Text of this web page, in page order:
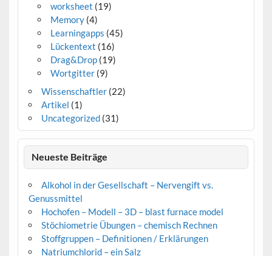
worksheet (19)
Memory(4)
Learningapps (45)
Lückentext (16)
Drag&Drop(19)
Wortgitter(9)
Wissenschaftler(22)
Artikel (1)
Uncategorized(31)
Neueste Beiträge
Alkohol in der Gesellschaft – Nervengift vs.
Genussmittel
Hochofen – Modell – 3D – blast furnace model
Stöchiometrie Übungen – chemisch Rechnen
Stoffgruppen – Definitionen / Erklärungen
Natriumchlorid – ein Salz